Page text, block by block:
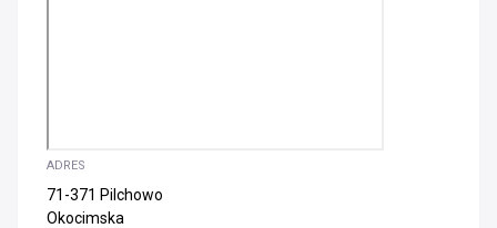
ADRES
71-371 Pilchowo
Okocimska